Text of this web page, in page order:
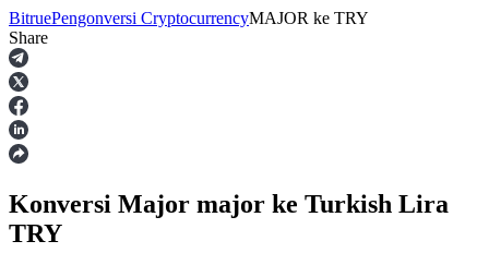
Berjangka
BitruePengonversi CryptocurrencyMAJOR ke TRY
Share
Konversi Major major ke Turkish Lira
TRY